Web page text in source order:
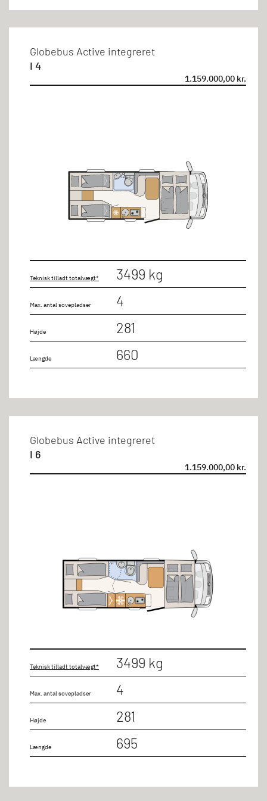
Globebus Active integreret
I 4
1.159.000,00 kr.
Teknisk tilladt totalvægt* 3499 kg
Max. antal sovepladser 4
Højde 281
Længde 660
Globebus Active integreret
I 6
1.159.000,00 kr.
Teknisk tilladt totalvægt* 3499 kg
Max. antal sovepladser 4
Højde 281
Længde 695